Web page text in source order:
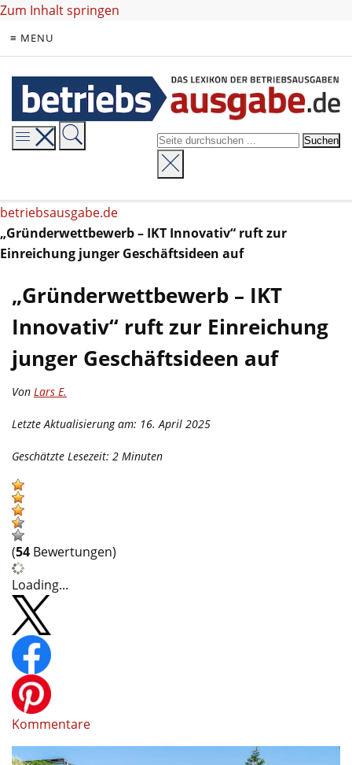
Zum Inhalt springen
≡ MENU
betriebsausgabe.de
„Gründerwettbewerb – IKT Innovativ“ ruft zur
Einreichung junger Geschäftsideen auf
„Gründerwettbewerb – IKT
Innovativ“ ruft zur Einreichung
junger Geschäftsideen auf
Von Lars E.
Letzte Aktualisierung am: 16. April 2025
Geschätzte Lesezeit: 2 Minuten
(54 Bewertungen)
Loading...
Kommentare